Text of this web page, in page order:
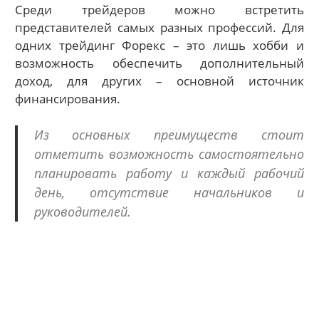
Среди трейдеров можно встретить
представителей самых разных профессий. Для
одних трейдинг Форекс – это лишь хобби и
возможность обеспечить дополнительный
доход, для других – основной источник
финансирования.
Из основных преимуществ стоит
отметить возможность самостоятельно
планировать работу и каждый рабочий
день, отсутствие начальников и
руководителей.